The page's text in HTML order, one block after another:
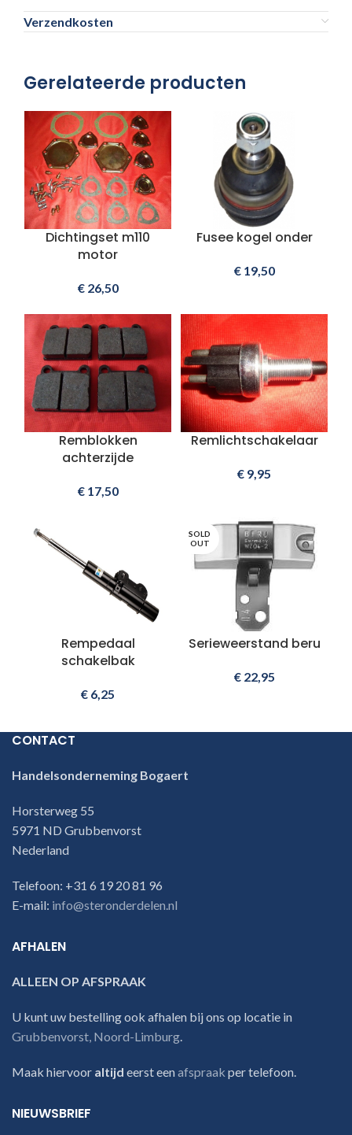
Verzendkosten
Gerelateerde producten
Dichtingset m110
motor
€26,50
Fusee kogel onder
€19,50
Remblokken
achterzijde
€17,50
Remlichtschakelaar
€ 9,95
Rempedaal
schakelbak
€ 6,25
SOLD
OUT
Serieweerstand beru
€22,95
CONTACT
Handelsonderneming Bogaert
Horsterweg 55
5971 ND Grubbenvorst
Nederland
Telefoon: +31 6 19 20 81 96
E-mail: info@steronderdelen.nl
AFHALEN
ALLEEN OP AFSPRAAK
U kunt uw bestelling ook afhalen bij ons op locatie in
Grubbenvorst, Noord-Limburg
Maak hiervoor altijd eerst eenafspraak per telefoon.
NIEUWSBRIEF